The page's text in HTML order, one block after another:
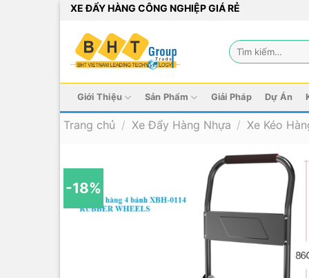
Bỏ
dung
XE ĐẨY HÀNG CÔNG NGHIỆP GIÁ RẺ
Tìm
kiếm:
Giới Thiệu Sản Phẩm Giải Pháp Dự Án
Trang chủ / Xe Đẩy Hàng Nhựa / Xe Kéo
-18%